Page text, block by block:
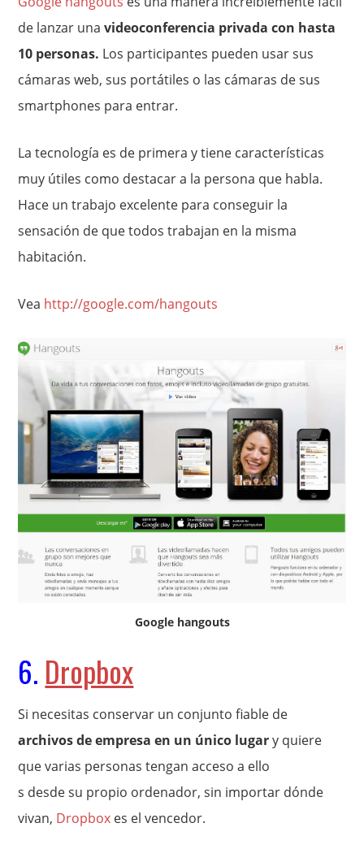
de lanzar unavideoconferencia privada con hasta
10 personas. Los participantes pueden usar sus
cámaras web, sus portátiles o las cámaras de sus
smartphones para entrar.
La tecnología es de primera y tiene características
muy útiles como destacar a la persona que habla.
Hace un trabajo excelente para conseguir la
sensación de que todos trabajan en la misma
habitación.
Vea http://google.com/hangouts
Google hangouts
6. Dropbox
Si necesitas conservar un conjunto fiable de
archivos de empresa en un único lugary quiere
que varias personas tengan acceso a ello
s desde su propio ordenador, sin importar dónde
vivan, Dropbox es el vencedor.